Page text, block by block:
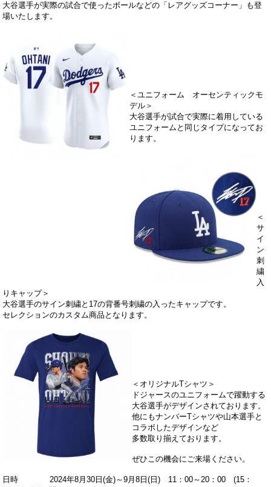
大谷選手が実際の試合で使ったボールなどの「レアグッズコーナー」も登
場いたします。
＜ユニフォーム オーセンティックモ
デル＞
大谷選手が試合で実際に着用している
ユニフォームと同じタイプになってお
ります。
＜
サ
イ
ン
刺
繍
入
りキャップ＞
大谷選手のサイン刺繍と17の背番号刺繍の入ったキャップです。
セレクションのカスタム商品となります。
＜オリジナルTシャツ＞
ドジャースのユニフォームで躍動する
大谷選手がデザインされております。
他にもナンバーTシャツや山本選手と
コラボしたデザインなど
多数取り揃えております。
ぜひこの機会にご来場ください。
日時 2024年8月30 日(金)～9 月8日(日) 11：00～20：00 (15：